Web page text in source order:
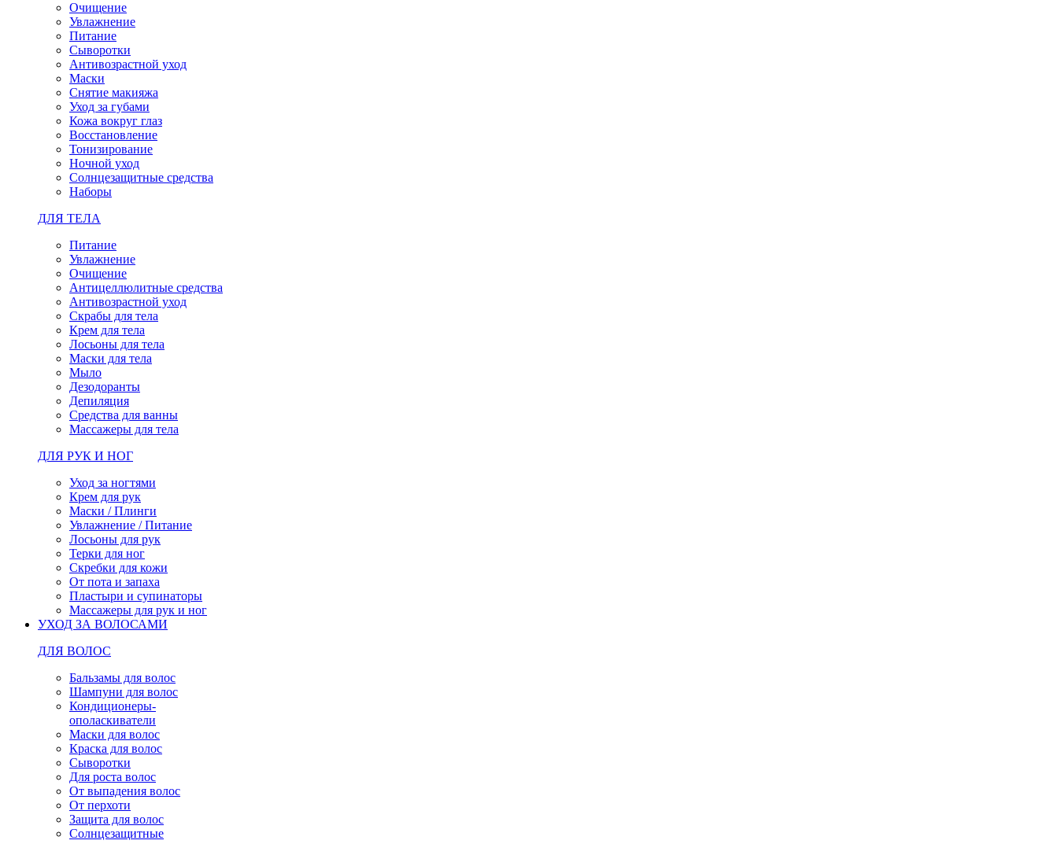
Очищение
Увлажнение
Питание
Сыворотки
Антивозрастной уход
Маски
Снятие макияжа
Уход за губами
Кожа вокруг глаз
Восстановление
Тонизирование
Ночной уход
Солнцезащитные средства
Наборы
ДЛЯ ТЕЛА
Питание
Увлажнение
Очищение
Антицеллюлитные средства
Антивозрастной уход
Скрабы для тела
Крем для тела
Лосьоны для тела
Маски для тела
Мыло
Дезодоранты
Депиляция
Средства для ванны
Массажеры для тела
ДЛЯ РУК И НОГ
Уход за ногтями
Крем для рук
Маски / Плинги
Увлажнение / Питание
Лосьоны для рук
Терки для ног
Скребки для кожи
От пота и запаха
Пластыри и супинаторы
Массажеры для рук и ног
УХОД ЗА ВОЛОСАМИ
ДЛЯ ВОЛОС
Бальзамы для волос
Шампуни для волос
Кондиционеры-
ополаскиватели
Маски для волос
Краска для волос
Сыворотки
Для роста волос
От выпадения волос
От перхоти
Защита для волос
Солнцезащитные